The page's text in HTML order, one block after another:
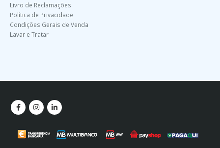
Livro de Reclamações
Política de Privacidade
Condições Gerais de Venda
Lavar e Tratar